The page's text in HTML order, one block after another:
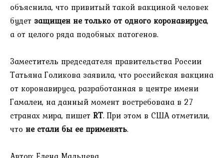
объяснила, что привитый такой вакциной человек
будет защищен не только от одного коронавируса,
а от целого ряда подобных патогенов.
Заместитель председателя правительства России
Татьяна Голикова заявила, что российская вакцина
от коронавируса, разработанная в центре имени
Гамалеи, на данный момент востребована в 27
странах мира, пишет RT. При этом в США отметили,
что не стали бы ее применять.